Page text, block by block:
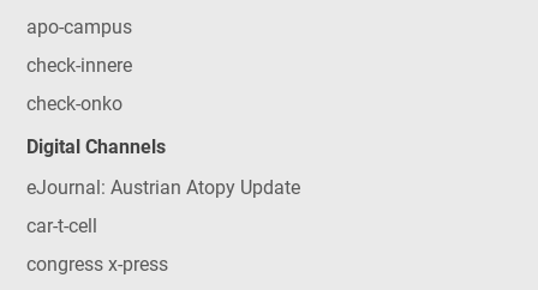
apo-campus
check-innere
check-onko
Digital Channels
eJournal: Austrian Atopy Update
car-t-cell
congress x-press